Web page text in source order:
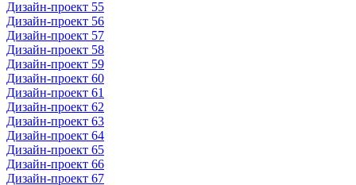
Дизайн-проект 55
Дизайн-проект 56
Дизайн-проект 57
Дизайн-проект 58
Дизайн-проект 59
Дизайн-проект 60
Дизайн-проект 61
Дизайн-проект 62
Дизайн-проект 63
Дизайн-проект 64
Дизайн-проект 65
Дизайн-проект 66
Дизайн-проект 67